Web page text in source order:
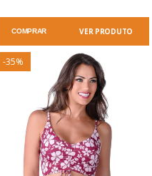
COMPRAR VER PRODUTO
-35%